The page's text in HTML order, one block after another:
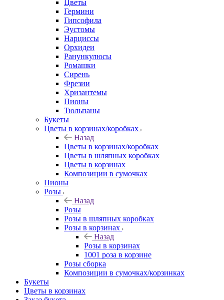
Цветы
Гермини
Гипсофила
Эустомы
Нарциссы
Орхидеи
Ранункулюсы
Ромашки
Сирень
Фрезии
Хризантемы
Пионы
Тюльпаны
Букеты
Цветы в корзинах/коробках
Назад
Цветы в корзинах/коробках
Цветы в шляпных коробках
Цветы в корзинах
Композиции в сумочках
Пионы
Розы
Назад
Розы
Розы в шляпных коробках
Розы в корзинах
Назад
Розы в корзинах
1001 роза в корзине
Розы сборка
Композиции в сумочках/корзинках
Букеты
Цветы в корзинах